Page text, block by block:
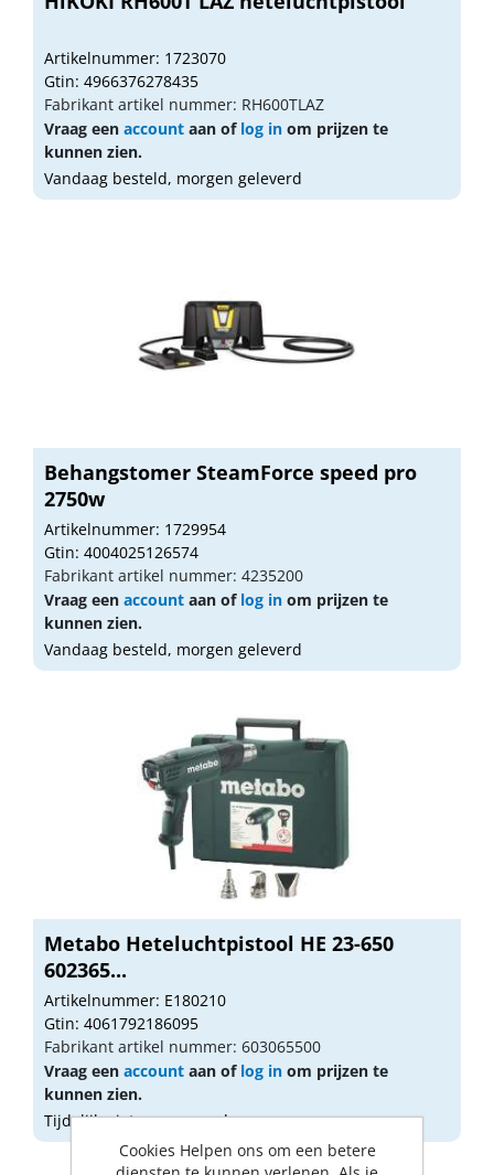
Artikelnummer: 1723070
Gtin: 4966376278435
Fabrikant artikel nummer: RH600TLAZ
Vraag een account aan of log in om prijzen te
kunnen zien.
Vandaag besteld, morgen geleverd
Behangstomer SteamForce speed pro
2750w
Artikelnummer: 1729954
Gtin: 4004025126574
Fabrikant artikel nummer: 4235200
Vraag een account aan of log in om prijzen te
kunnen zien.
Vandaag besteld, morgen geleverd
Metabo Heteluchtpistool HE 23-650
602365...
Artikelnummer: E180210
Gtin: 4061792186095
Fabrikant artikel nummer: 603065500
Vraag een account aan of log in om prijzen te
kunnen zien.
Tijdelijk niet op voorraad
Cookies Helpen ons om een betere